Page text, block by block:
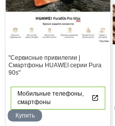
"Сервисные привилегии |
Смартфоны HUAWEI серии Pura
90s"
Мобильные телефоны,
смартфоны
Купить